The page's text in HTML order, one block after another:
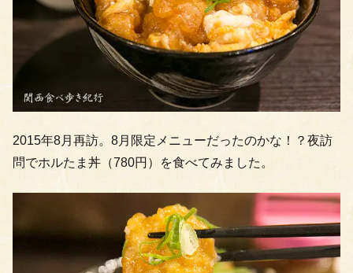
2015年8月再訪。8月限定メニューだったのかな！？夜訪
問でホルたま丼（780円）を食べてみました。